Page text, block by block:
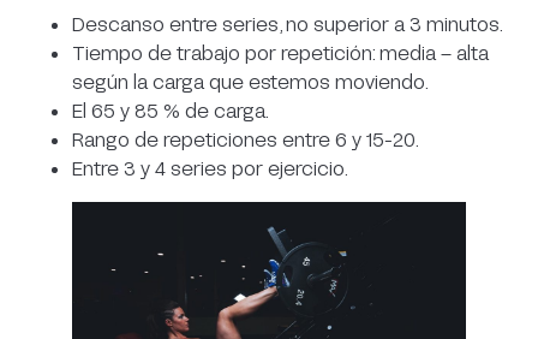
Descanso entre series, no superior a 3 minutos.
Tiempo de trabajo por repetición: media – alta
según la carga que estemos moviendo.
El 65 y 85 % de carga.
Rango de repeticiones entre 6 y 15-20.
Entre 3 y 4 series por ejercicio.